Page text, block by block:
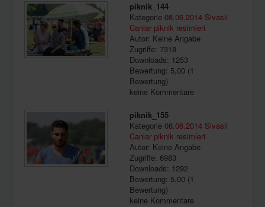
piknik_144
Kategorie 08.06.2014 Sivasli
Canlar piknik resimleri
Autor: Keine Angabe
Zugriffe: 7318
Downloads: 1253
Bewertung: 5,00 (1
Bewertung)
keine Kommentare
piknik_155
Kategorie 08.06.2014 Sivasli
Canlar piknik resimleri
Autor: Keine Angabe
Zugriffe: 6983
Downloads: 1292
Bewertung: 5,00 (1
Bewertung)
keine Kommentare